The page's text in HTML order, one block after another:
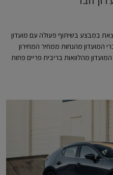
במבצע בשיתוף פעולה עם מועדון
המועדון מהנחות ממחיר המחירון
מהלוואות בריבית פריים פחות
אולמות התצוגה של מאזדה בין